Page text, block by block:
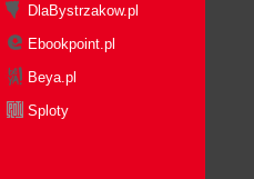
DlaBystrzakow.pl
Ebookpoint.pl
Beya.pl
Sploty